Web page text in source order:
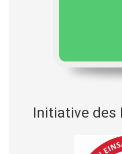
Initiative des